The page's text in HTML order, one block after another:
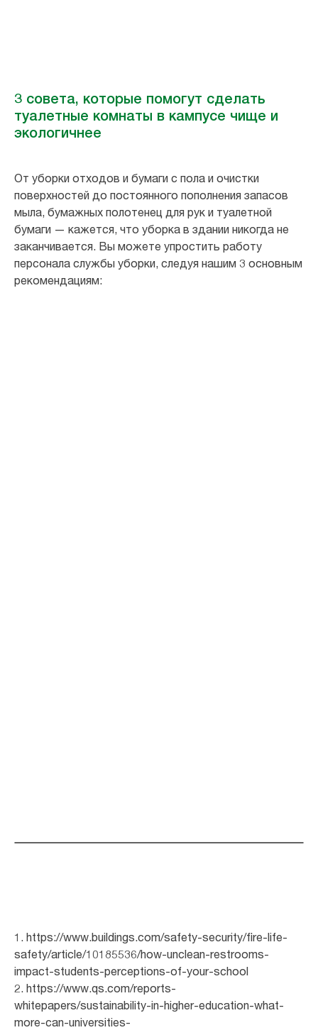
3 совета, которые помогут сделать
туалетные комнаты в кампусе чище и
экологичнее
От уборки отходов и бумаги с пола и очистки
поверхностей до постоянного пополнения запасов
мыла, бумажных полотенец для рук и туалетной
бумаги — кажется, что уборка в здании никогда не
заканчивается. Вы можете упростить работу
персонала службы уборки, следуя нашим 3 основным
рекомендациям:
1. https://www.buildings.com/safety-security/fire-life-
safety/article/10185536/how-unclean-restrooms-
impact-students-perceptions-of-your-school
2. https://www.qs.com/reports-
whitepapers/sustainability-in-higher-education-what-
more-can-universities-